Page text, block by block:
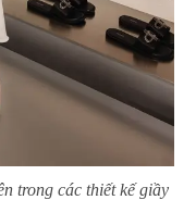
trong các thiết kế giầy